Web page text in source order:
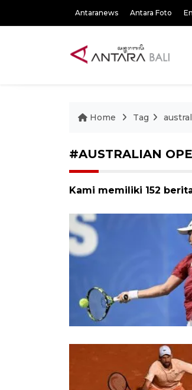
Antaranews Antara Foto
Home Tag
#AUSTRALIAN
Kami memiliki 152